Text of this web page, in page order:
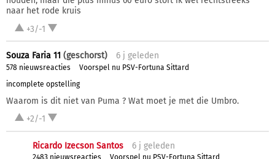
naar het rode kruis
+3/-1
Souza Faria 11 (geschorst) 6 j geleden
578 nieuwsreacties
Voorspel nu PSV-Fortuna Sittard
incomplete opstelling
Waarom is dit niet van Puma ? Wat moet je met die Umbro.
+2/-1
Ricardo Izecson Santos 6 j geleden
2483 nieuwsreacties
Voorspel nu PSV-Fortuna Sittard